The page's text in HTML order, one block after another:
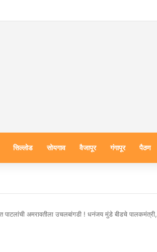
सिल्लोड सोयगाव वैजापूर गंगापूर पैठण
पाटलांची अमरावतीला उचलबांगडी ! धनंजय मुंडे बीडचे पालकमंत्री,